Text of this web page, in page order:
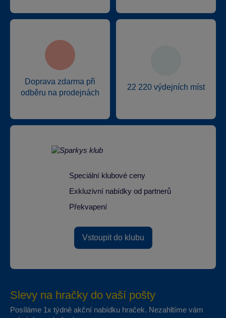
Doprava zdarma při
odběru na prodejnách
22 220 výdejních míst
Speciální klubové ceny
Exkluzivní nabídky od partnerů
Překvapení
Vstoupit do klubu
Slevy na hračky do vaší pošty
Posíláme 1x týdně akční nabídku hraček. Nezahltíme vám